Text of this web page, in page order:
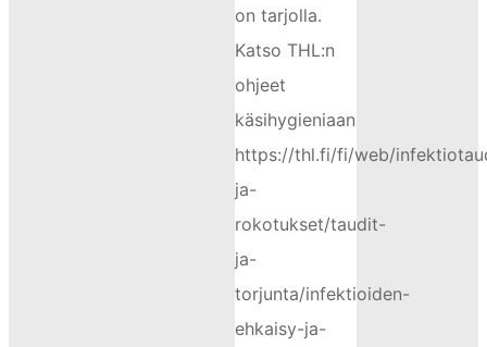
on tarjolla.
Katso THL:n
ohjeet
käsihygieniaan
https://thl.fi/fi/web/
ja-
rokotukset/taudit-
ja-
torjunta/infektioiden-
ehkaisy-ja-